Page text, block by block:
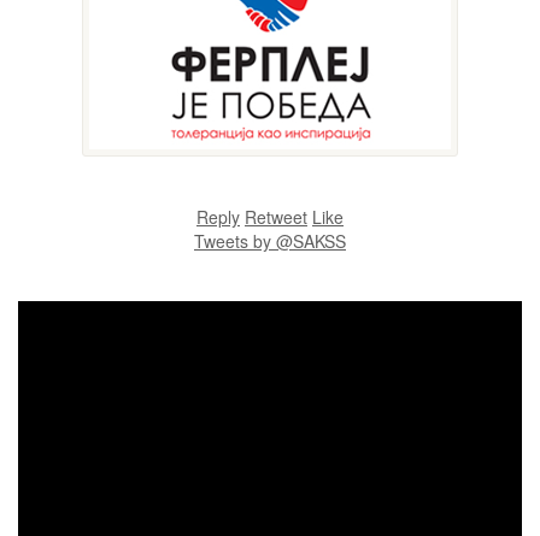
Reply Retweet Like
Tweets by @SAKSS